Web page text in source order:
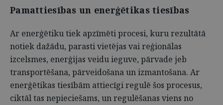
Pamattiesības un enerģētikas tiesības
Ar enerģētiku tiek apzīmēti procesi, kuru rezultātā
notiek dažādu, parasti vietējas vai reģionālas
izcelsmes, enerģijas veidu ieguve, pārvade jeb
transportēšana, pārveidošana un izmantošana. Ar
enerģētikas tiesībām attiecīgi regulē šos procesus,
ciktāl tas nepieciešams, un regulēšanas viens no